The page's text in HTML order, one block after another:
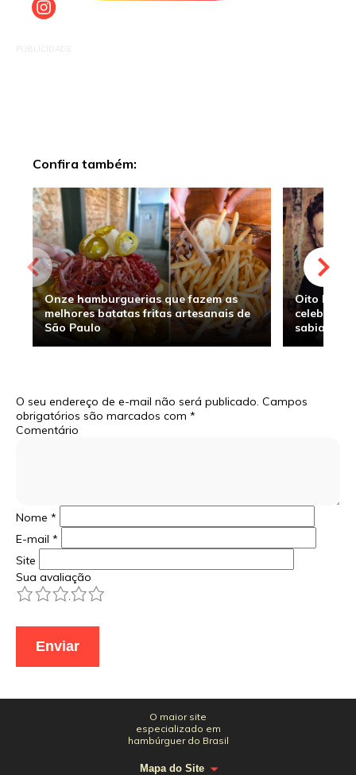
PUBLICIDADE
Confira também:
Onze hamburguerias que fazem as
melhores batatas fritas artesanais de
São Paulo
Oito
sabia
O seu endereço de e-mail não será publicado. Campos
obrigatórios são marcados com *
Comentário
Nome *
E-mail *
Site
Sua avaliação
5
4
3
2
O maior site
especializado em
hambúrguer do Brasil
Mapa do Site